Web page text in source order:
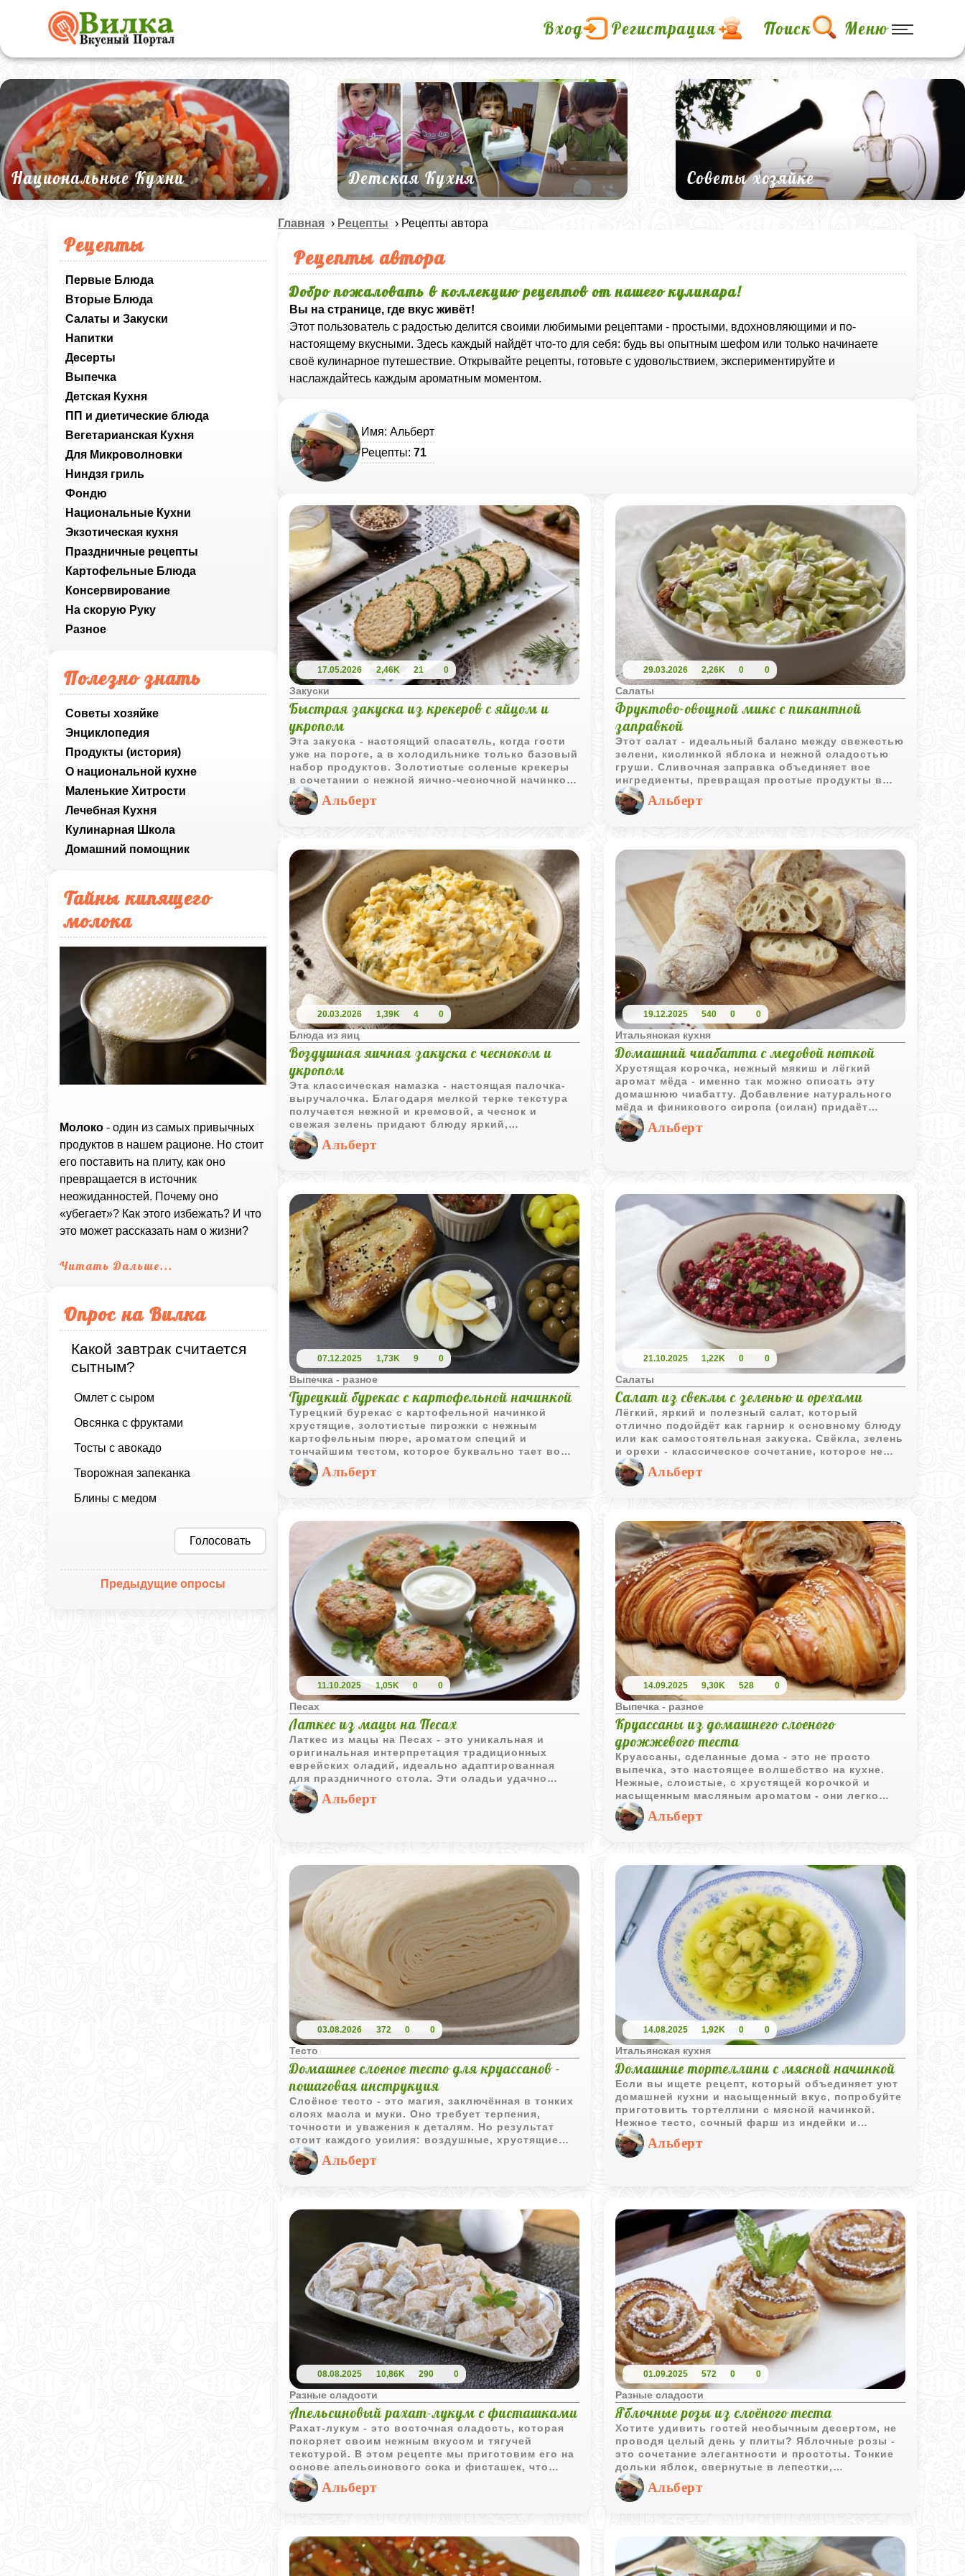
Вход Регистрация Поиск Меню
Национальные Кухни Детская Кухня Советы хозяйке
Рецепты
Первые Блюда
Вторые Блюда
Салаты и Закуски
Напитки
Десерты
Выпечка
Детская Кухня
ПП и диетические блюда
Вегетарианская Кухня
Для Микроволновки
Ниндзя гриль
Фондю
Национальные Кухни
Экзотическая кухня
Праздничные рецепты
Картофельные Блюда
Консервирование
На скорую Руку
Разное
Полезно знать
Советы хозяйке
Энциклопедия
Продукты (история)
О национальной кухне
Маленькие Хитрости
Лечебная Кухня
Кулинарная Школа
Домашний помощник
Тайны кипящего
молока
Молоко - один из самых привычных
продуктов в нашем рационе. Но стоит
его поставить на плиту, как оно
превращается в источник
неожиданностей. Почему оно
«убегает»? Как этого избежать? И что
это может рассказать нам о жизни?
Читать Дальше...
Опрос на Вилка
Какой завтрак считается
сытным?
Омлет с сыром
Овсянка с фруктами
Тосты с авокадо
Творожная запеканка
Блины с медом
Голосовать
Предыдущие опросы
Главная › Рецепты › Рецепты автора
Рецепты автора
Добро пожаловать в коллекцию рецептов от нашего кулинара!
Вы на странице, где вкус живёт!
Этот пользователь с радостью делится своими любимыми рецептами - простыми, вдохновляющими и по-
настоящему вкусными. Здесь каждый найдёт что-то для себя: будь вы опытным шефом или только начинаете
своё кулинарное путешествие. Открывайте рецепты, готовьте с удовольствием, экспериментируйте и
наслаждайтесь каждым ароматным моментом.
Имя: Альберт
Рецепты:71
17.05.2026 2,46K 21 0
Закуски
Быстрая закуска из крекеров с яйцом и
укропом
Эта закуска - настоящий спасатель, когда гости
уже на пороге, а в холодильнике только базовый
набор продуктов. Золотистые соленые крекеры
в сочетании с нежной яично-чесночной начинкой
создают идеальный баланс вкусов. Благодаря
оригинальной подаче с «укропной опушкой»
блюдо выглядит очень эстетично и ярко,
напоминая маленькие лесные медальоны. Она
себя приятное чесночное послевкусие и желание
взять еще одну.
Альберт
29.03.2026 2,26K 0 0
Салаты
Фруктово-овощной микс с пикантной
заправкой
Этот салат - идеальный баланс между свежестью
зелени, кислинкой яблока и нежной сладостью
груши. Сливочная заправка объединяет все
ингредиенты, превращая простые продукты в
изысканную закуску, которая удивит ваших
гостей и домашних.
Альберт
20.03.2026 1,39K 4 0
Блюда из яиц
Воздушная яичная закуска с чесноком и
укропом
Эта классическая намазка - настоящая палочка-
выручалочка. Благодаря мелкой терке текстура
получается нежной и кремовой, а чеснок и
свежая зелень придают блюду яркий,
аппетитный аромат. Закуска одинаково хороша и
как быстрый перекус на хрустящем тосте, и как
изысканное наполнение для праздничных
Альберт
19.12.2025 540 0 0
Итальянская кухня
Домашний чиабатта с медовой ноткой
Хрустящая корочка, нежный мякиш и лёгкий
аромат мёда - именно так можно описать эту
домашнюю чиабатту. Добавление натурального
мёда и финикового сиропа (силан) придаёт
хлебу особую глубину вкуса и лёгкую сладость,
которая идеально сочетается с сыром,
оливковым маслом или просто кусочком
Альберт
07.12.2025 1,73K 9 0
Выпечка - разное
Турецкий бурекас с картофельной начинкой
Турецкий бурекас с картофельной начинкой
хрустящие, золотистые пирожки с нежным
картофельным пюре, ароматом специй и
тончайшим тестом, которое буквально тает во
рту. Это традиционное блюдо вдохновлено
турецкой кухней, но по вкусу легко адаптируется
под домашнюю атмосферу. Подавайте горячими -
с томатным соусом, варёными яйцами или
Альберт
21.10.2025 1,22K 0 0
Салаты
Салат из свеклы с зеленью и орехами
Лёгкий, яркий и полезный салат, который
отлично подойдёт как гарнир к основному блюду
или как самостоятельная закуска. Свёкла, зелень
и орехи - классическое сочетание, которое не
требует лишних слов.
Альберт
11.10.2025 1,05K 0 0
Песах
Латкес из мацы на Песах
Латкес из мацы на Песах - это уникальная и
оригинальная интерпретация традиционных
еврейских оладий, идеально адаптированная
для праздничного стола. Эти оладьи удачно
сочетают в себе богатые вкусы и вековые
традиции, делая каждый Песах по-настоящему
особенным и незабываемым. Попробуйте
насколько они вкусны, хрустящие снаружи и
Альберт
14.09.2025 9,30K 528 0
Выпечка - разное
Круассаны из домашнего слоеного
дрожжевого теста
Круассаны, сделанные дома - это не просто
выпечка, это настоящее волшебство на кухне.
Нежные, слоистые, с хрустящей корочкой и
насыщенным масляным ароматом - они легко
затмят любые булочные варианты. И пусть
процесс кажется сложным, на самом деле это
увлекательное и даже немного медитативное
Этот рецепт - не просто список шагов, а целое
кулинарное приключение. Здесь важно всё:
терпение, внимание к деталям и, конечно,
любовь к тому, что вы делаете. Каждый этап - от
замеса до последнего штриха желтком -
раскрывает магию слоёного теста и превращает
обычный день в маленький праздник.
А когда круассаны достаются из духовки -
горячие, румяные, с ароматом, который
заполняет всю кухню - вы понимаете, что оно
того стоило.
Альберт
03.08.2026 372 0 0
Тесто
Домашнее слоеное тесто для круассанов -
пошаговая инструкция
Слоёное тесто - это магия, заключённая в тонких
слоях масла и муки. Оно требует терпения,
точности и уважения к деталям. Но результат
стоит каждого усилия: воздушные, хрустящие
круассаны с насыщенным вкусом, которые
невозможно сравнить с магазинными аналогами.
В этом рецепте я покажу, как шаг за шагом
создать идеальное слоёное тесто, подходящее
выпечки.
Альберт
14.08.2025 1,92K 0 0
Итальянская кухня
Домашние тортеллини с мясной начинкой
Если вы ищете рецепт, который объединяет уют
домашней кухни и насыщенный вкус, попробуйте
приготовить тортеллини с мясной начинкой.
Нежное тесто, сочный фарш из индейки и
говядины, пряности и лёгкий бульон - всё, что
нужно для идеального обеда.
Альберт
08.08.2025 10,86K 290 0
Разные сладости
Апельсиновый рахат-лукум с фисташками
Рахат-лукум - это восточная сладость, которая
покоряет своим нежным вкусом и тягучей
текстурой. В этом рецепте мы приготовим его на
основе апельсинового сока и фисташек, что
придаст десерту яркий цитрусовый аромат и
ореховую нотку. Такой рахат-лукум станет не
только изысканным завершением трапезы, но и
Альберт
01.09.2025 572 0 0
Разные сладости
Яблочные розы из слоёного теста
Хотите удивить гостей необычным десертом, не
проводя целый день у плиты? Яблочные розы -
это сочетание элегантности и простоты. Тонкие
дольки яблок, свернутые в лепестки,
превращаются в настоящие цветы прямо в
вашей духовке. Аромат корицы, лимонный сироп
и хрустящее тесто делают этот десерт
Альберт